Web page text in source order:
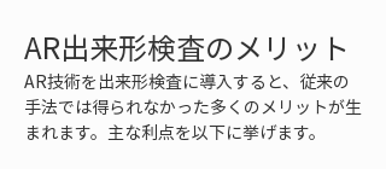
AR出来形検査のメリット
AR技術を出来形検査に導入すると、従来の
手法では得られなかった多くのメリットが生
まれます。主な利点を以下に挙げます。